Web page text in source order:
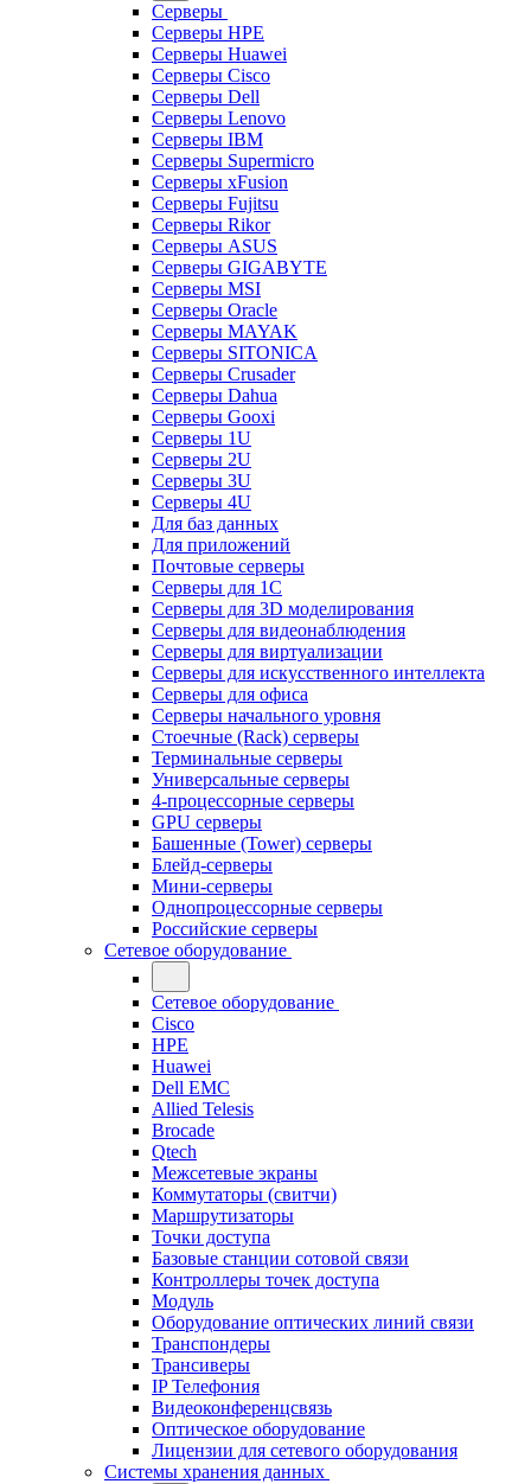
Серверы
Серверы HPE
Серверы Huawei
Серверы Cisco
Серверы Dell
Серверы Lenovo
Серверы IBM
Серверы Supermicro
Серверы xFusion
Серверы Fujitsu
Серверы Rikor
Серверы ASUS
Серверы GIGABYTE
Серверы MSI
Серверы Oracle
Серверы MAYAK
Серверы SITONICA
Серверы Crusader
Серверы Dahua
Серверы Gooxi
Серверы 1U
Серверы 2U
Серверы 3U
Серверы 4U
Для баз данных
Для приложений
Почтовые серверы
Серверы для 1С
Серверы для 3D моделирования
Серверы для видеонаблюдения
Серверы для виртуализации
Серверы для искусственного интеллекта
Серверы для офиса
Серверы начального уровня
Стоечные (Rack) серверы
Терминальные серверы
Универсальные серверы
4-процессорные серверы
GPU серверы
Башенные (Tower) серверы
Блейд-серверы
Мини-серверы
Однопроцессорные серверы
Российские серверы
Сетевое оборудование
Сетевое оборудование
Cisco
HPE
Huawei
Dell EMC
Allied Telesis
Brocade
Qtech
Межсетевые экраны
Коммутаторы (свитчи)
Маршрутизаторы
Точки доступа
Базовые станции сотовой связи
Контроллеры точек доступа
Модуль
Оборудование оптических линий связи
Транспондеры
Трансиверы
IP Телефония
Видеоконференцсвязь
Оптическое оборудование
Лицензии для сетевого оборудования
Системы хранения данных